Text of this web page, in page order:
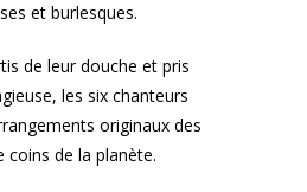
et burlesques.
de leur douche et pris
les six chanteurs
originaux des
coins de la planète.